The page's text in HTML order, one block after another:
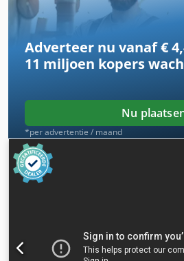
Adverteer nu vanaf €
11 miljoen kopers
Nu
*per advertentie / maand